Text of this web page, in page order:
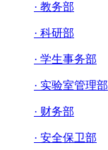
· 教务部
· 科研部
· 学生事务部
· 实验室管理部
· 财务部
· 安全保卫部